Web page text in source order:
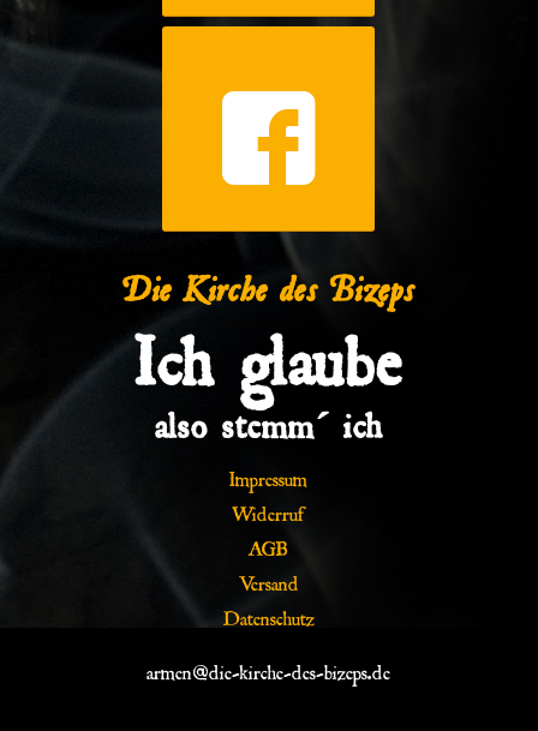
Die Kirche des Bizeps
Ich glaube
also stemm´ ich
Impressum
Widerruf
AGB
Versand
Datenschutz
armen@die-kirche-des-bizeps.de